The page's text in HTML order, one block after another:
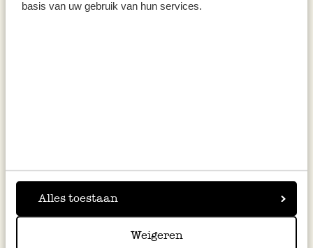
basis van uw gebruik van hun services.
Alles toestaan
Weigeren
27,80 / l
inkl. MwSt zzgl. Versandkosten